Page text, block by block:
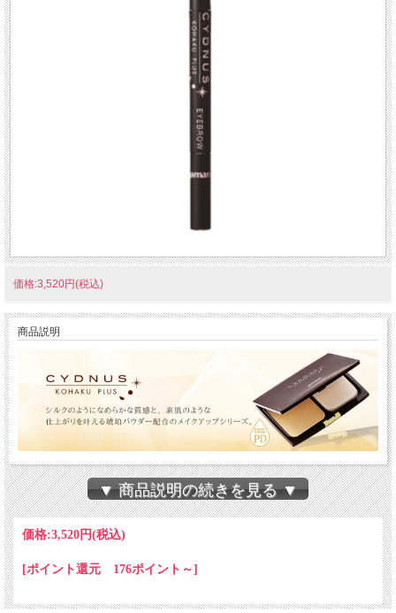
価格:3,520円(税込)
商品説明
なめらかな質感で、ナチュラルな眉から洗練され
た眉まで、思い通りに楽しめます。
商品コード3910のリニューアル版で色味は同じで
【商品コード】3485
▼ 商品説明の続きを見る ▼
価格:3,520円(税込)
[ポイント還元 176ポイント～]